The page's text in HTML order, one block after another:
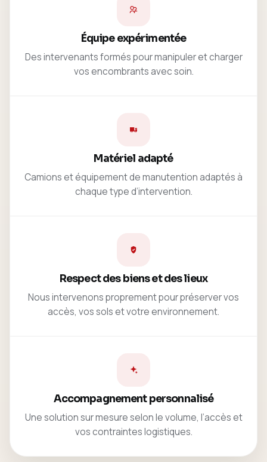
Équipe expérimentée
Des intervenants formés pour manipuler et charger
vos encombrants avec soin.
Matériel adapté
Camions et équipement de manutention adaptés à
chaque type d’intervention.
Respect des biens et des lieux
Nous intervenons proprement pour préserver vos
accès, vos sols et votre environnement.
Accompagnement personnalisé
Une solution sur mesure selon le volume, l’accès et
vos contraintes logistiques.